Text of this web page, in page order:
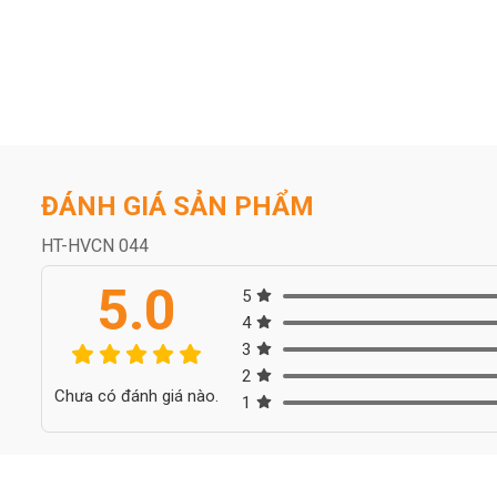
ĐÁNH GIÁ SẢN PHẨM
HT-HVCN 044
5.0
Chưa có đánh giá nào.
5
4
3
2
1